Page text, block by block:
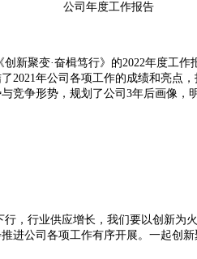
公司年度工作报告
新聚变·奋楫笃行》的2022年度工
2021年公司各项工作的成绩和亮点
竞争形势，规划了公司3年后画像，
，行业供应增长，我们要以创新为
进公司各项工作有序开展。一起创